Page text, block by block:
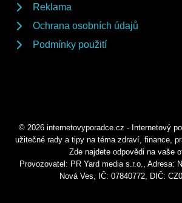
Reklama
Ochrana osobních údajů
Podmínky použití
© 2026 internetovyporadce.cz - Internetový
užitečné rady a tipy na téma zdraví, finance,
Zde najdete odpovědi na vaše
Provozovatel: PR Yard media s.r.o., Adresa:
Nová Ves, IČ: 07840772, DIČ: